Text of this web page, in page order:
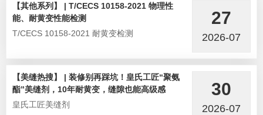
【其他系列】 | T/CECS 10158-2021 物理性
能、耐黄变性能检测
T/CECS 10158-2021 耐黄变检测
27
2026-07
【美缝热搜】 | 装修别再踩坑！皇氏工匠“聚氨
酯”美缝剂，10年耐黄变，缝隙也能高级感
皇氏工匠美缝剂
30
2026-07